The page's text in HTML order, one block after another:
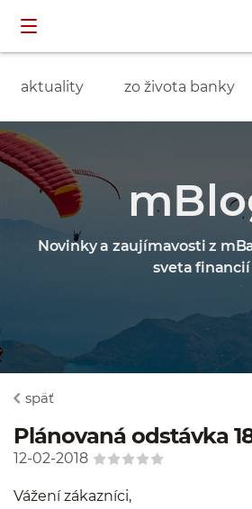
aktuality zo života banky
Novinky a zaujímavosti z
sveta financií
späť
Plánovaná odstávka
12-02-2018
Vážení zákazníci,